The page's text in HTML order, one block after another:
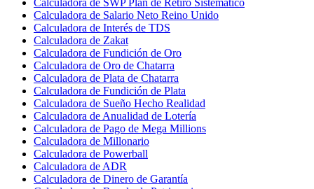
Calculadora de Salario Neto Reino Unido
Calculadora de Interés de TDS
Calculadora de Zakat
Calculadora de Fundición de Oro
Calculadora de Oro de Chatarra
Calculadora de Plata de Chatarra
Calculadora de Fundición de Plata
Calculadora de Sueño Hecho Realidad
Calculadora de Anualidad de Lotería
Calculadora de Pago de Mega Millions
Calculadora de Millonario
Calculadora de Powerball
Calculadora de ADR
Calculadora de Dinero de Garantía